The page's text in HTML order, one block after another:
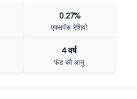
0.27%
एक्सपेंस रेशियो
4 वर्ष
फंड की आयु